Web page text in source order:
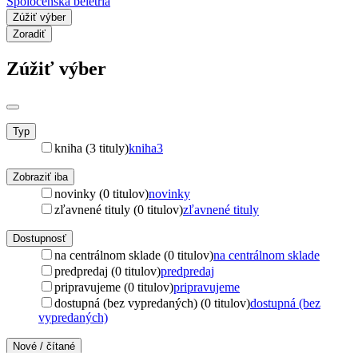
Zúžiť výber
Zoradiť
Zúžiť výber
Typ
kniha (3 tituly)kniha3
Zobraziť iba
novinky (0 titulov)novinky
zľavnené tituly (0 titulov)zľavnené tituly
Dostupnosť
na centrálnom sklade (0 titulov)na centrálnom sklade
predpredaj (0 titulov)predpredaj
pripravujeme (0 titulov)pripravujeme
dostupná (bez vypredaných) (0 titulov)dostupná (bez
vypredaných)
Nové / čítané